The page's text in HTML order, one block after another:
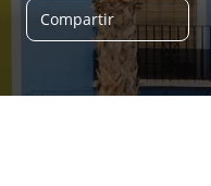
Compartir